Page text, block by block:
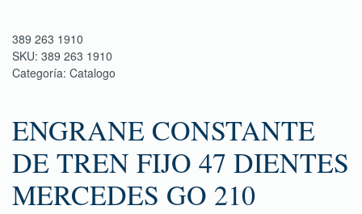
389 263 1910
SKU: 389 263 1910
Categoría: Catalogo
ENGRANE CONSTANTE
DE TREN FIJO 47 DIENTES
MERCEDES GO 210